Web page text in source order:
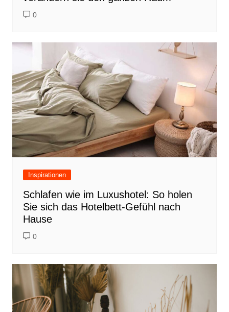
0
Inspirationen
Schlafen wie im Luxushotel: So holen
Sie sich das Hotelbett-Gefühl nach
Hause
0